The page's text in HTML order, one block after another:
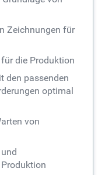
Zeichnungen für
die Produktion
den passenden
optimal
von